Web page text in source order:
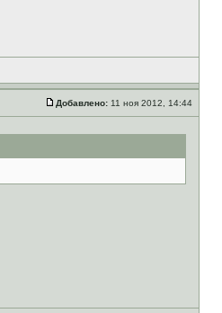
Добавлено: 11 ноя 2012, 14:44